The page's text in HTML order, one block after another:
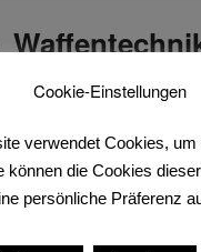
2017/04/
Cookie-Einstellungen
verwendet Cookies,
können die Cookies
persönliche Präferenz